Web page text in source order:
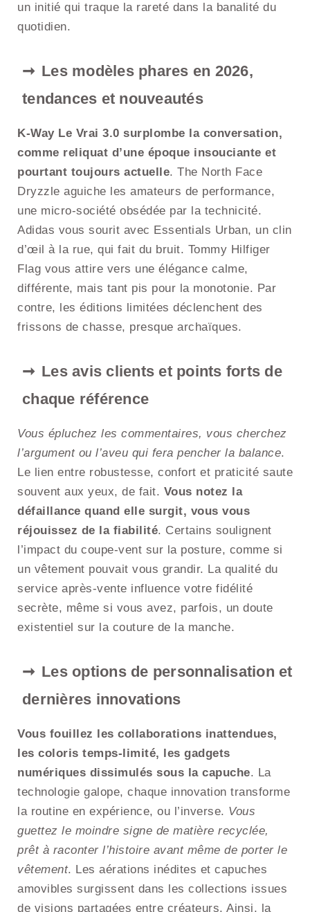
un initié qui traque la rareté dans la banalité du
quotidien.
Les modèles phares en 2026,
tendances et nouveautés
K-Way Le Vrai 3.0 surplombe la conversation,
comme reliquat d’une époque insouciante et
pourtant toujours actuelle. The North Face
Dryzzle aguiche les amateurs de performance,
une micro-société obsédée par la technicité.
Adidas vous sourit avec Essentials Urban, un clin
d’œil à la rue, qui fait du bruit. Tommy Hilfiger
Flag vous attire vers une élégance calme,
différente, mais tant pis pour la monotonie. Par
contre, les éditions limitées déclenchent des
frissons de chasse, presque archaïques.
Les avis clients et points forts de
chaque référence
Vous épluchez les commentaires, vous cherchez
l’argument ou l’aveu qui fera pencher la balance.
Le lien entre robustesse, confort et praticité saute
souvent aux yeux, de fait. Vous notez la
défaillance quand elle surgit, vous vous
réjouissez de la fiabilité. Certains soulignent
l’impact du coupe-vent sur la posture, comme si
un vêtement pouvait vous grandir. La qualité du
service après-vente influence votre fidélité
secrète, même si vous avez, parfois, un doute
existentiel sur la couture de la manche.
Les options de personnalisation et
dernières innovations
Vous fouillez les collaborations inattendues,
les coloris temps-limité, les gadgets
numériques dissimulés sous la capuche. La
technologie galope, chaque innovation transforme
la routine en expérience, ou l’inverse. Vous
guettez le moindre signe de matière recyclée,
prêt à raconter l’histoire avant même de porter le
vêtement. Les aérations inédites et capuches
amovibles surgissent dans les collections issues
de visions partagées entre créateurs. Ainsi, la